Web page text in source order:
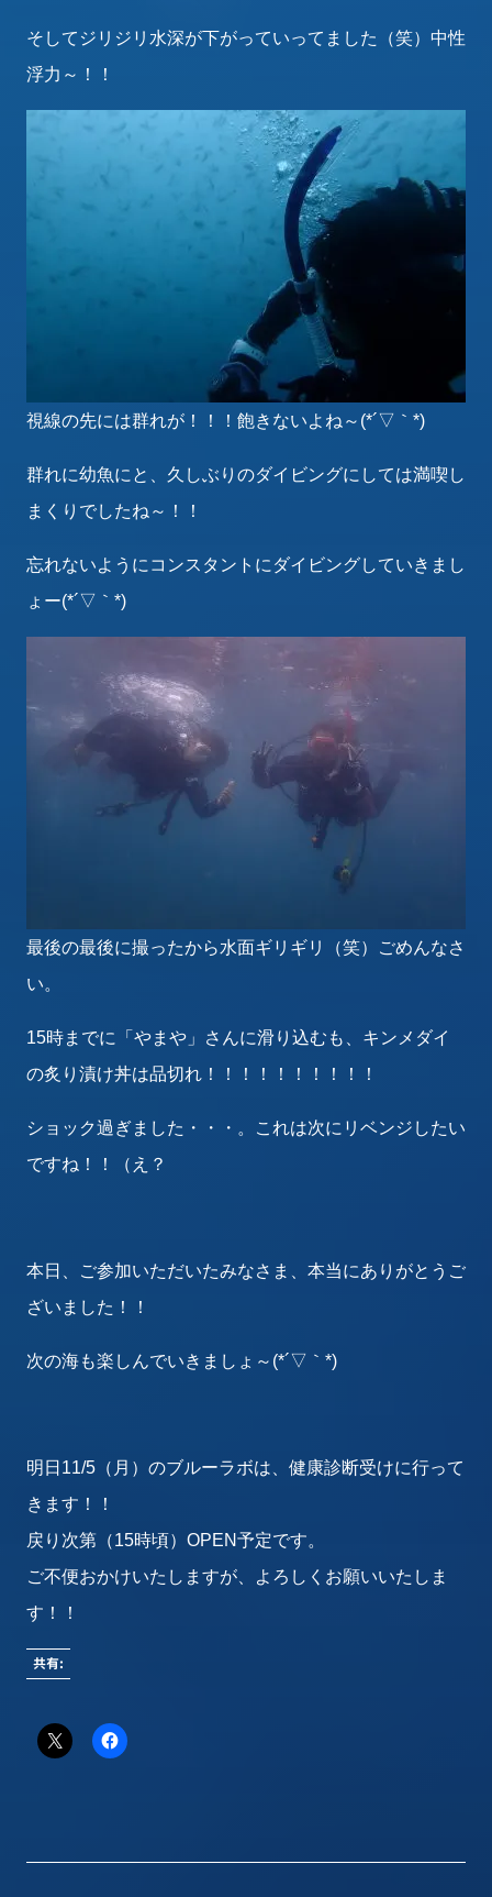
そしてジリジリ水深が下がっていってました（笑）中性
浮力～！！
視線の先には群れが！！！飽きないよね～(*´▽｀*)
群れに幼魚にと、久しぶりのダイビングにしては満喫し
まくりでしたね～！！
忘れないようにコンスタントにダイビングしていきまし
ょー(*´▽｀*)
最後の最後に撮ったから水面ギリギリ（笑）ごめんなさ
い。
15時までに「やまや」さんに滑り込むも、キンメダイ
の炙り漬け丼は品切れ！！！！！！！！！！
ショック過ぎました・・・。これは次にリベンジしたい
ですね！！（え？
本日、ご参加いただいたみなさま、本当にありがとうご
ざいました！！
次の海も楽しんでいきましょ～(*´▽｀*)
明日11/5（月）のブルーラボは、健康診断受けに行って
きます！！
戻り次第（15時頃）OPEN予定です。
ご不便おかけいたしますが、よろしくお願いいたしま
す！！
共有: